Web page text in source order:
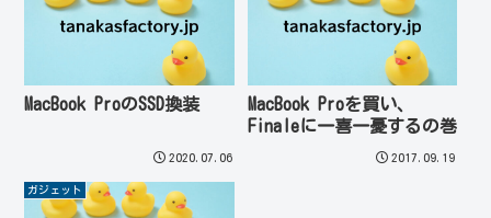
MacBook ProのSSD換装
2020.07.06
MacBook Proを買い、
Finaleに一喜一憂するの巻
2017.09.19
ガジェット